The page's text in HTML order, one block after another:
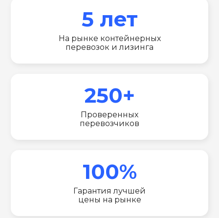
5 лет
На рынке контейнерных
перевозок и лизинга
250+
Проверенных
перевозчиков
100%
Гарантия лучшей
цены на рынке